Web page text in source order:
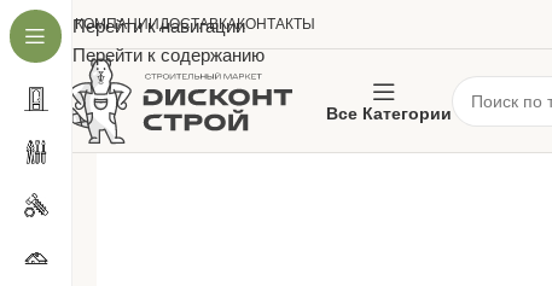
Перейти к навигации
Перейти к содержанию
О КОМПАНИИДОСТАВКАКОНТАКТЫ
Все Категории